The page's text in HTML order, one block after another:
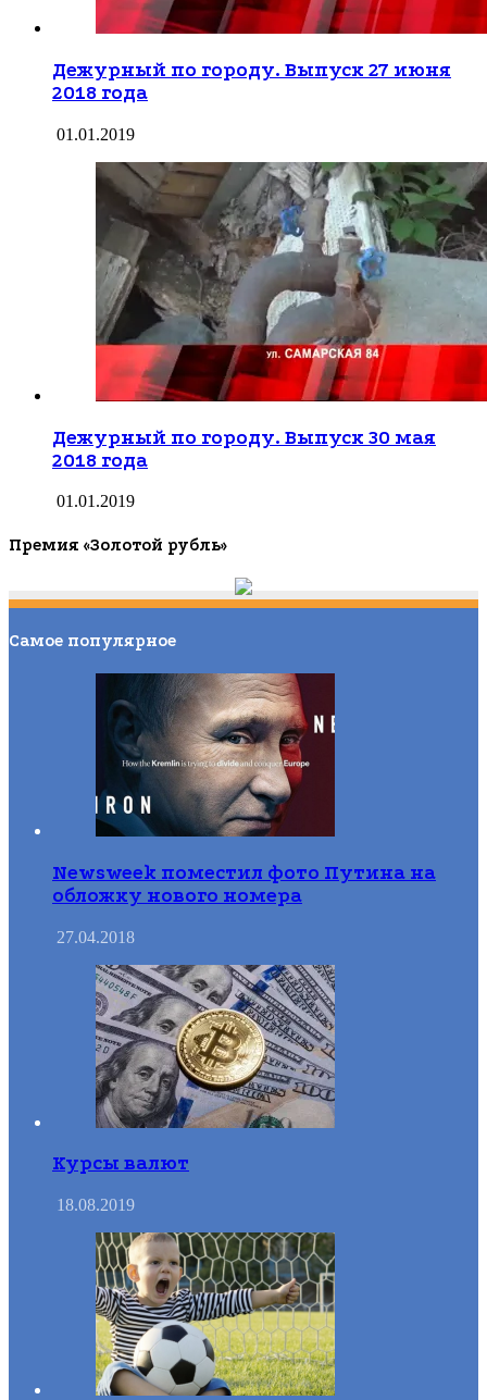
Дежурный по городу. Выпуск 27 июня
2018 года
01.01.2019
Дежурный по городу. Выпуск 30 мая
2018 года
01.01.2019
Премия «Золотой рубль»
Самое популярное
Newsweek поместил фото Путина на
обложку нового номера
27.04.2018
Курсы валют
18.08.2019